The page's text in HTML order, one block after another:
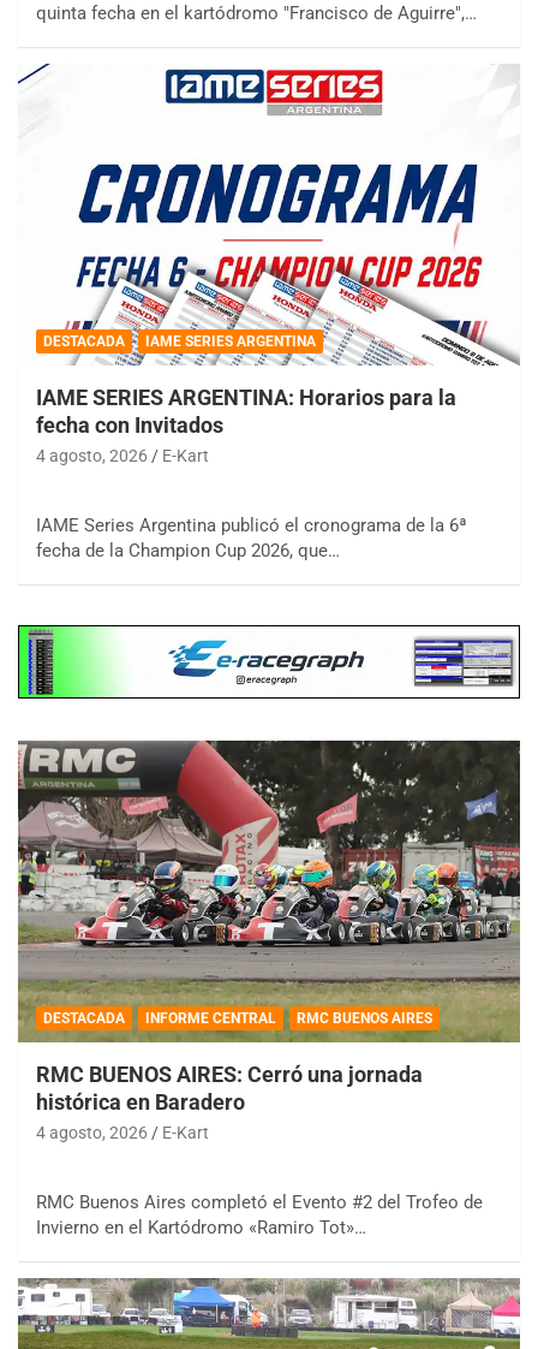
quinta fecha en el kartódromo "Francisco de Aguirre",…
DESTACADA IAME SERIES ARGENTINA
IAME SERIES ARGENTINA: Horarios para la
fecha con Invitados
4 agosto, 2026 E-Kart
IAME Series Argentina publicó el cronograma de la 6ª
fecha de la Champion Cup 2026, que…
DESTACADA INFORME CENTRAL RMC BUENOS AIRES
RMC BUENOS AIRES: Cerró una jornada
histórica en Baradero
4 agosto, 2026 E-Kart
RMC Buenos Aires completó el Evento #2 del Trofeo de
Invierno en el Kartódromo «Ramiro Tot»…